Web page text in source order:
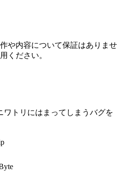
や内容について保証はありませ
ください。
トリにはまってしまうバグを